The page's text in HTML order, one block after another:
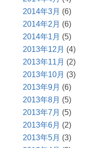
2014年3月 (6)
2014年2月 (6)
2014年1月 (5)
2013年12月 (4)
2013年11月 (2)
2013年10月 (3)
2013年9月 (6)
2013年8月 (5)
2013年7月 (5)
2013年6月 (2)
2013年5月 (3)